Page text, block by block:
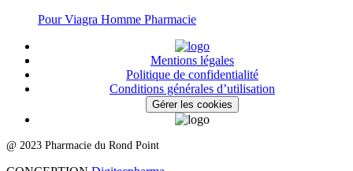
Pour Viagra Homme Pharmacie
Mentions légales
Politique de confidentialité
Conditions générales d’utilisation
Gérer les cookies
@ 2023 Pharmacie du Rond Point